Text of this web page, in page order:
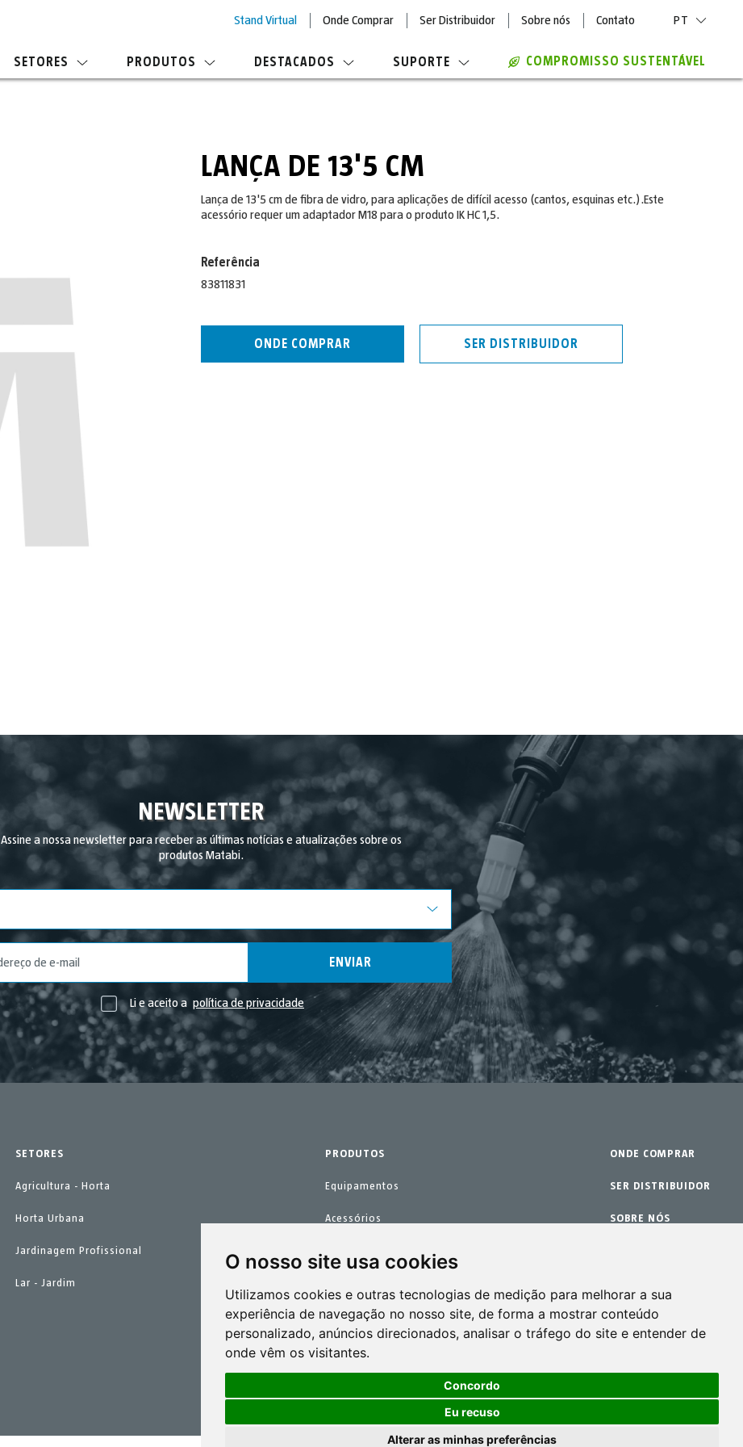
O nosso site usa cookies
Utilizamos cookies e outras tecnologias de medição para melhorar a sua
experiência de navegação no nosso site, de forma a mostrar conteúdo
personalizado, anúncios direcionados, analisar o tráfego do site e entender de
onde vêm os visitantes.
Concordo
Eu recuso
Alterar as minhas preferências
Stand Virtual Onde Comprar Ser Distribuidor Sobre nós Contato PT
SETORES PRODUTOS DESTACADOS SUPORTE COMPROMISSO SUSTENTÁVEL
LANÇA DE 13'5 CM
Lança de 13'5 cm de fibra de vidro, para aplicações de difícil acesso (cantos, esquinas etc.).Este
acessório requer um adaptador M18 para o produto IK HC 1,5.
Referência
83811831
ONDE COMPRAR SER DISTRIBUIDOR
NEWSLETTER
Assine a nossa newsletter para receber as últimas notícias e atualizações sobre os
produtos Matabi.
ENVIAR
Li e aceito a política de privacidade
SETORES
Agricultura - Horta
Horta Urbana
Jardinagem Profissional
Lar - Jardim
PRODUTOS
Equipamentos
Acessórios
ONDE COMPRAR
SER DISTRIBUIDOR
SOBRE NÓS